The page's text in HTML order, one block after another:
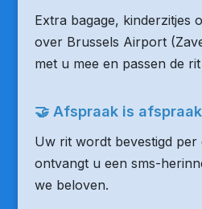
Extra bagage, kinderzitjes
over Brussels Airport
met u mee en passen de
🤝 Afspraak is afspraak
Uw rit wordt bevestigd
ontvangt u een sms-
we beloven.